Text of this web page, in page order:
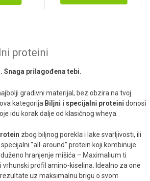
proteini
Snaga prilagođena tebi.
gradivni materijal, bez obzira na tvoj
kategorija Biljni i specijalni proteini donosi
idu korak dalje od klasičnog wheya.
zbog biljnog porekla i lake svarljivosti, ili
specijalni "all-around" protein koji kombinuje
hranjenje mišića – Maximalium ti
profil amino-kiselina. Idealno za one
uz maksimalnu brigu o svom